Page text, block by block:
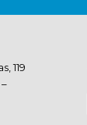
119